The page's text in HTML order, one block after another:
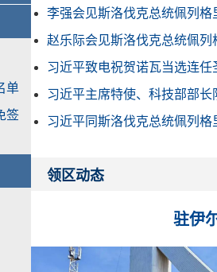
单
签
李强会见斯洛伐克总统佩列格
赵乐际会见斯洛伐克总统佩列
习近平致电祝贺诺瓦当选连任
习近平主席特使、科技部部长
习近平同斯洛伐克总统佩列格
领区动态
驻伊